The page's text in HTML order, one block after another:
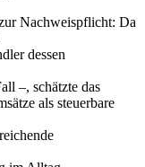
Nachweispflicht: Da
dessen
–, schätzte das
als steuerbare